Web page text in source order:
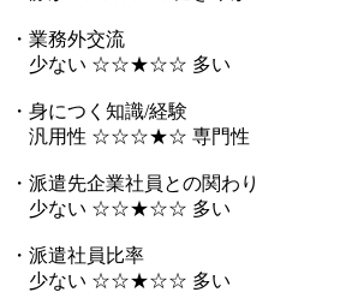
・業務外交流
少ない ☆☆★☆☆ 多い
・身につく知識/経験
汎用性 ☆☆☆★☆ 専門性
・派遣先企業社員との関わり
少ない ☆☆★☆☆ 多い
・派遣社員比率
少ない ☆☆★☆☆ 多い